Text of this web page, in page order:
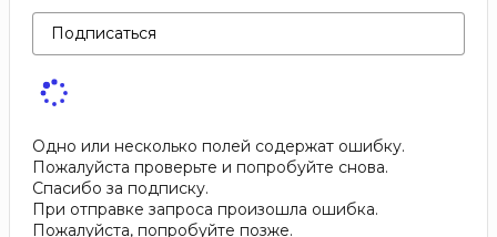
Подписаться
Одно или несколько полей содержат ошибку.
Пожалуйста проверьте и попробуйте снова.
Спасибо за подписку.
При отправке запроса произошла ошибка.
Пожалуйста, попробуйте позже.